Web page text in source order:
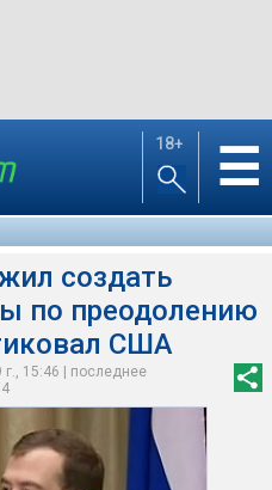
18+ ☰
создать
по преодолению
США
г., 15:46 | последнее